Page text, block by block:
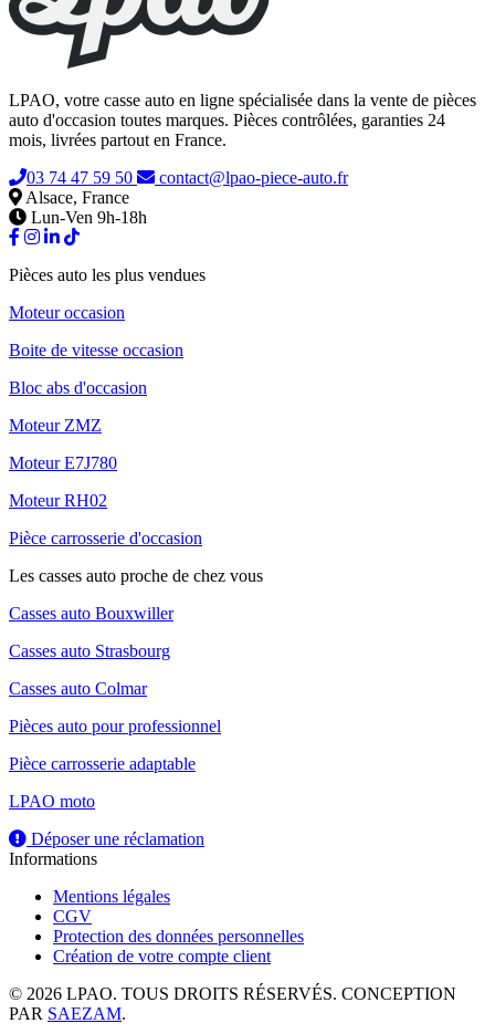
LPAO, votre casse auto en ligne spécialisée dans la vente de pièces
auto d'occasion toutes marques. Pièces contrôlées, garanties 24
mois, livrées partout en France.
03 74 47 59 50
contact@lpao-piece-auto.fr
Alsace, France
Lun-Ven 9h-18h
Pièces auto les plus vendues
Moteur occasion
Boite de vitesse occasion
Bloc abs d'occasion
Moteur ZMZ
Moteur E7J780
Moteur RH02
Pièce carrosserie d'occasion
Les casses auto proche de chez vous
Casses auto Bouxwiller
Casses auto Strasbourg
Casses auto Colmar
Pièces auto pour professionnel
Pièce carrosserie adaptable
LPAO moto
Déposer une réclamation
Informations
Mentions légales
CGV
Protection des données personnelles
Création de votre compte client
© 2026 LPAO. TOUS DROITS RÉSERVÉS. CONCEPTION
PAR SAEZAM.